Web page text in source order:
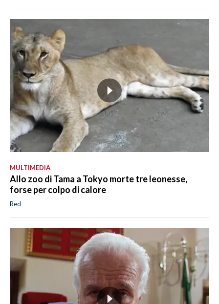
MULTIMEDIA
Allo zoo di Tama a Tokyo morte tre leonesse,
forse per colpo di calore
Red